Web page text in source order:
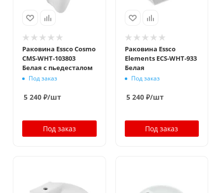
Раковина Essco Cosmo
CMS-WHT-103803
Белая с пьедесталом
Под заказ
5 240 ₽/шт
Под заказ
Раковина Essco
Elements ECS-WHT-933
Белая
Под заказ
5 240₽/шт
Под заказ